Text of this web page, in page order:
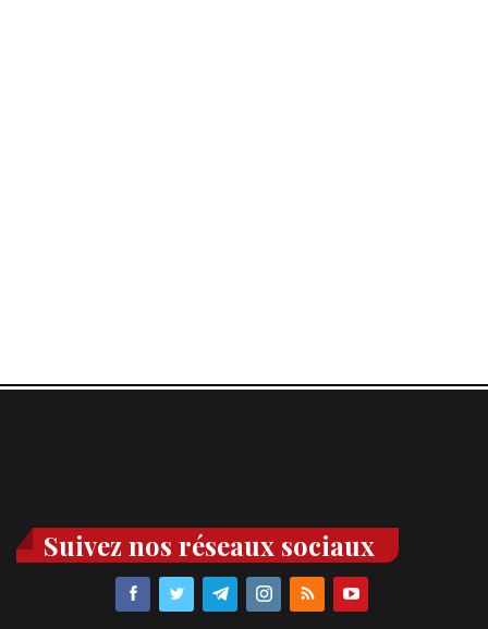
Suivez nos réseaux sociaux